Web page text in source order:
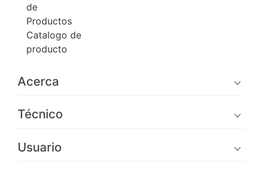
de
Productos
Catalogo de
producto
Acerca
Técnico
Usuario